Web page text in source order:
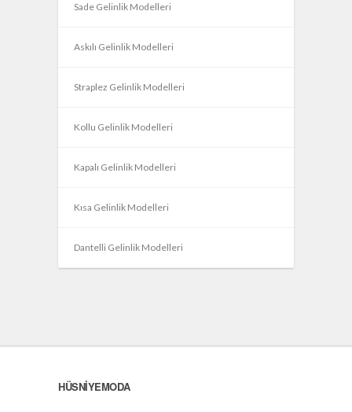
Sade Gelinlik Modelleri
Askılı Gelinlik Modelleri
Straplez Gelinlik Modelleri
Kollu Gelinlik Modelleri
Kapalı Gelinlik Modelleri
Kısa Gelinlik Modelleri
Dantelli Gelinlik Modelleri
HÜSNIYEMODA